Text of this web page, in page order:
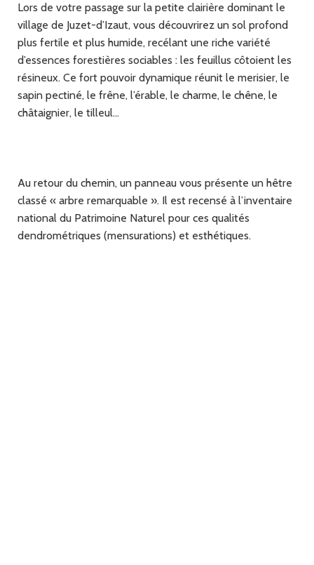
Lors de votre passage sur la petite clairière dominant le
village de Juzet-d’Izaut, vous découvrirez un sol profond
plus fertile et plus humide, recélant une riche variété
d’essences forestières sociables : les feuillus côtoient les
résineux. Ce fort pouvoir dynamique réunit le merisier, le
sapin pectiné, le frêne, l’érable, le charme, le chêne, le
châtaignier, le tilleul…
Au retour du chemin, un panneau vous présente un hêtre
classé « arbre remarquable ». Il est recensé à l’inventaire
national du Patrimoine Naturel pour ces qualités
dendrométriques (mensurations) et esthétiques.